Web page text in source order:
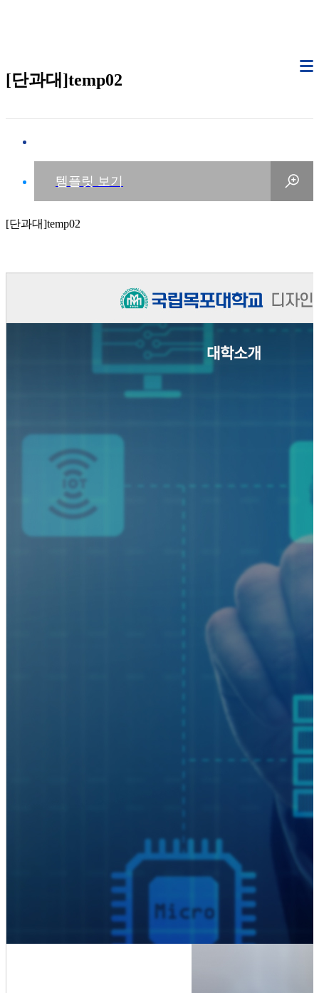
[단과대]temp02
[단과대]temp02